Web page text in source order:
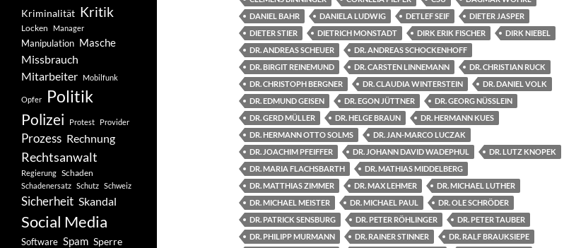
DANIEL BAHR
DANIELA LUDWIG DETLEF SEIF
DIETER JASPER
DIETER STIER
DIETRICH MONSTADT DIRK ERIK FISCHER
DIRK NIEBEL
DR. ANDREAS SCHEUER
DR. ANDREAS SCHOCKENHOFF
DR. BIRGIT REINEMUND
DR. CARSTEN LINNEMANN
DR. CHRISTIAN RUCK
DR. CHRISTOPH BERGNER
DR. CLAUDIA WINTERSTEIN
DR. DANIEL VOLK
DR. EDMUND GEISEN
DR. EGON JÜTTNER
DR. GEORG NÜSSLEIN
DR. GERD MÜLLER
DR. HELGE BRAUN
DR. HERMANN KUES
DR. HERMANN OTTO SOLMS
DR. JAN-MARCO LUCZAK
DR. JOACHIM PFEIFFER
DR. JOHANN DAVID WADEPHUL
DR. LUTZ KNOPEK
DR. MARIA FLACHSBARTH
DR. MATHIAS MIDDELBERG
DR. MATTHIAS ZIMMER
DR. MAX LEHMER
DR. MICHAEL LUTHER
DR. MICHAEL MEISTER
DR. MICHAEL PAUL
DR. OLE SCHRÖDER
DR. PATRICK SENSBURG
DR. PETER RÖHLINGER
DR. PETER TAUBER
DR. PHILIPP MURMANN
DR. RAINER STINNER
DR. RALF BRAUKSIEPE
Kriminalität Kritik
Locken Manager
Manipulation Masche
Missbrauch
Mitarbeiter
Mobilfunk
Opfer Politik
Polizei Protest Provider
Prozess Rechnung
Rechtsanwalt
Regierung Schaden
Schadenersatz Schutz Schweiz
Sicherheit Skandal
Social Media
Software Spam Sperre